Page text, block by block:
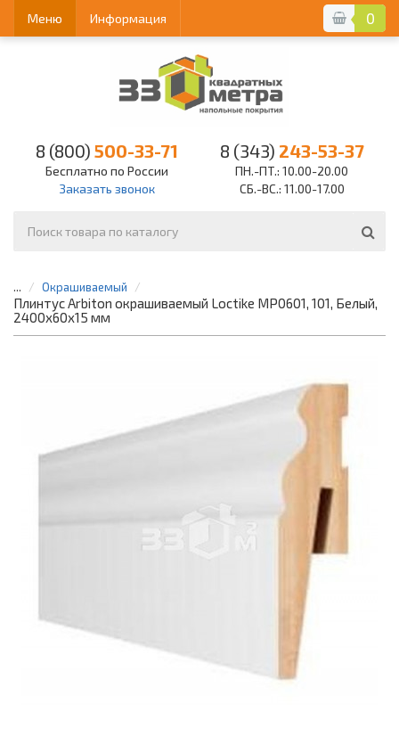
0
Меню Информация
8 (800) 500-33-71
Бесплатно по России
Заказать звонок
8 (343) 243-53-37
ПН.-ПТ.: 10.00-20.00
СБ.-ВС.: 11.00-17.00
... Окрашиваемый
Плинтус Arbiton окрашиваемый Loctike MP0601, 101, Белый,
2400х60х15 мм